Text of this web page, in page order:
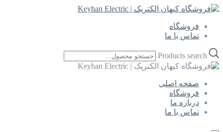
فروشگاه
تماس با ما
Products search
صفحه اصلی
فروشگاه
درباره ما
تماس با ما